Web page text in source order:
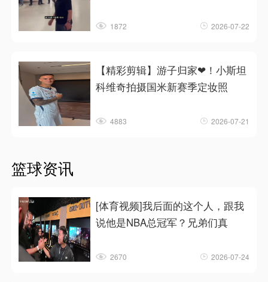
1872 2026-07-22
【精彩剪辑】游子归家❤！小斯坦
科维奇拍摄国米新赛季定妆照
4883 2026-07-21
篮球资讯
[体育视频]我后面的这个人，跟我
说他是NBA总冠军？兄弟们真
2670 2026-07-24